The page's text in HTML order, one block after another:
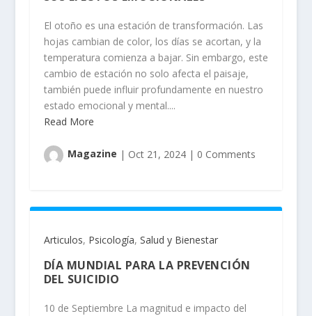
El otoño es una estación de transformación. Las
hojas cambian de color, los días se acortan, y la
temperatura comienza a bajar. Sin embargo, este
cambio de estación no solo afecta el paisaje,
también puede influir profundamente en nuestro
estado emocional y mental....
Read More
Magazine | Oct 21, 2024| 0 Comments
Articulos, Psicología, Salud y Bienestar
DÍA MUNDIAL PARA LA PREVENCIÓN
DEL SUICIDIO
10 de Septiembre La magnitud e impacto del